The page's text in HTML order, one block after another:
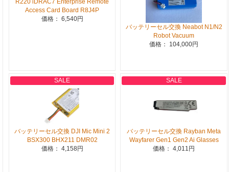
R220 iDRAC7 Enterprise Remote
Access Card Board R8J4P
価格： 6,540円
バッテリーセル交換 Neabot N1/N2
Robot Vacuum
価格： 104,000円
SALE
バッテリーセル交換 DJI Mic Mini 2
BSX300 BHX211 DMR02
価格： 4,158円
SALE
バッテリーセル交換 Rayban Meta
Wayfarer Gen1 Gen2 Ai Glasses
価格： 4,011円